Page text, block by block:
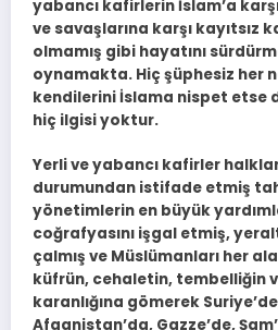
yabancı kafirlerin İslam’a
ve savaşlarına karşı kayıtsız
olmamış gibi hayatını
oynamakta. Hiç şüphesiz her
kendilerini İslama nispet etse
hiç ilgisi yoktur.
Yerli ve yabancı kafirler
durumundan istifade etmiş
yönetimlerin en büyük
coğrafyasını işgal etmiş,
çalmış ve Müslümanları her
küfrün, cehaletin, tembelliğin
karanlığına gömerek
Afganistan’da, Gazze’de,